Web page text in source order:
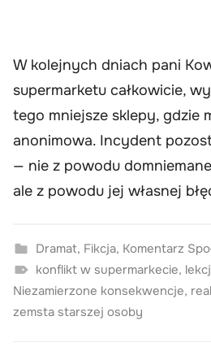
W kolejnych dniach pani
supermarketu całkowicie,
tego mniejsze sklepy, gdzie
anonimowa. Incydent
— nie z powodu
ale z powodu jej własnej
Dramat, Fikcja, Komentarz
konflikt w supermarkecie,
Niezamierzone konsekwencje,
zemsta starszej osoby